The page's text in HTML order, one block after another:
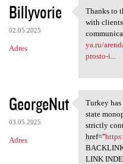
Billyvorie
02.05.2025
Adres
Thanks
Thanks to
with
ya.ru/
prosto-i...
GeorgeNut
03.05.2025
Adres
Turkey
Turkey has
state
strictly
href="
LINK